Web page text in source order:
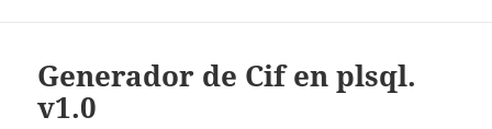
Generador de Cif en plsql.
v1.0